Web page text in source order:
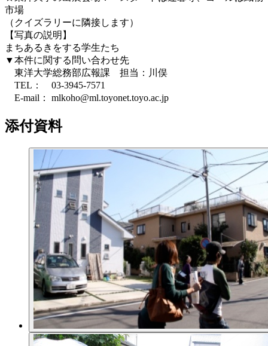
市場
（クイズラリーに隣接します）
【写真の説明】
まちあるきをする学生たち
▼本件に関する問い合わせ先
東洋大学総務部広報課 担当：川俣
TEL： 03-3945-7571
E-mail： mlkoho@ml.toyonet.toyo.ac.jp
添付資料